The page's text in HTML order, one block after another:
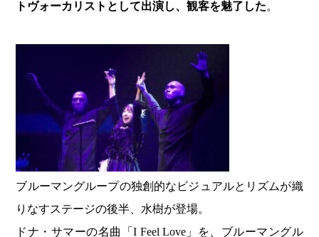
トヴォーカリストとして出演し、観客を魅了した。
ブルーマングループの独創的なビジュアルとリズムが織
りなすステージの後半、水樹が登場。
ドナ・サマーの名曲「I Feel Love」を、ブルーマングル